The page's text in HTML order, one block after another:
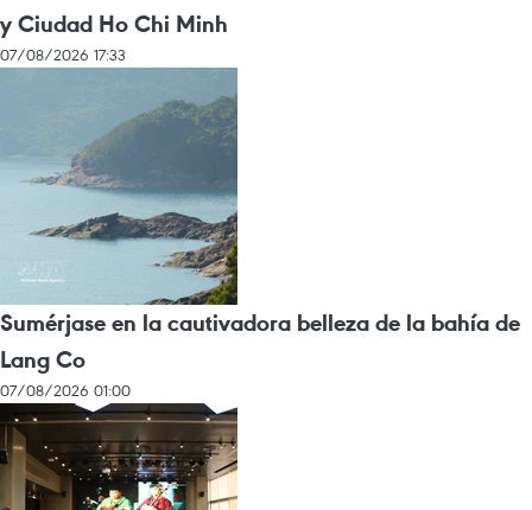
y Ciudad Ho Chi Minh
07/08/2026 17:33
Sumérjase en la cautivadora belleza de la bahía de
Lang Co
07/08/2026 01:00